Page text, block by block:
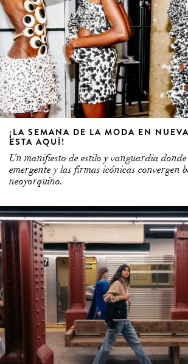
¡LA SEMANA DE LA MODA EN
ESTA AQUÍ!
Un manifiesto de estilo y vanguardia
emergente y las firmas icónicas convergen
neoyorquino.